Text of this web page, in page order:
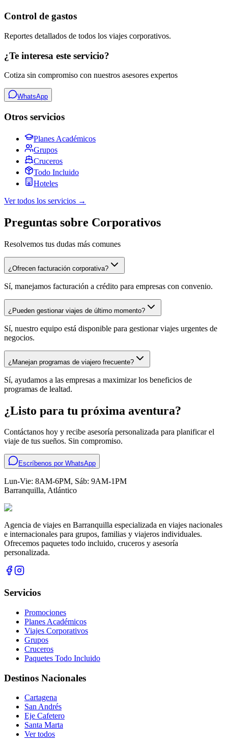
Control de gastos
Reportes detallados de todos los viajes corporativos.
¿Te interesa este servicio?
Cotiza sin compromiso con nuestros asesores expertos
WhatsApp
Otros servicios
Planes Académicos
Grupos
Cruceros
Todo Incluido
Hoteles
Ver todos los servicios →
Preguntas sobre Corporativos
Resolvemos tus dudas más comunes
¿Ofrecen facturación corporativa?
Sí, manejamos facturación a crédito para empresas con convenio.
¿Pueden gestionar viajes de último momento?
Sí, nuestro equipo está disponible para gestionar viajes urgentes de
negocios.
¿Manejan programas de viajero frecuente?
Sí, ayudamos a las empresas a maximizar los beneficios de
programas de lealtad.
¿Listo para tu próxima aventura?
Contáctanos hoy y recibe asesoría personalizada para planificar el
viaje de tus sueños. Sin compromiso.
Escríbenos por WhatsApp
Lun-Vie: 8AM-6PM, Sáb: 9AM-1PM
Barranquilla, Atlántico
Agencia de viajes en Barranquilla especializada en viajes nacionales
e internacionales para grupos, familias y viajeros individuales.
Ofrecemos paquetes todo incluido, cruceros y asesoría
personalizada.
Servicios
Promociones
Planes Académicos
Viajes Corporativos
Grupos
Cruceros
Paquetes Todo Incluido
Destinos Nacionales
Cartagena
San Andrés
Eje Cafetero
Santa Marta
Ver todos